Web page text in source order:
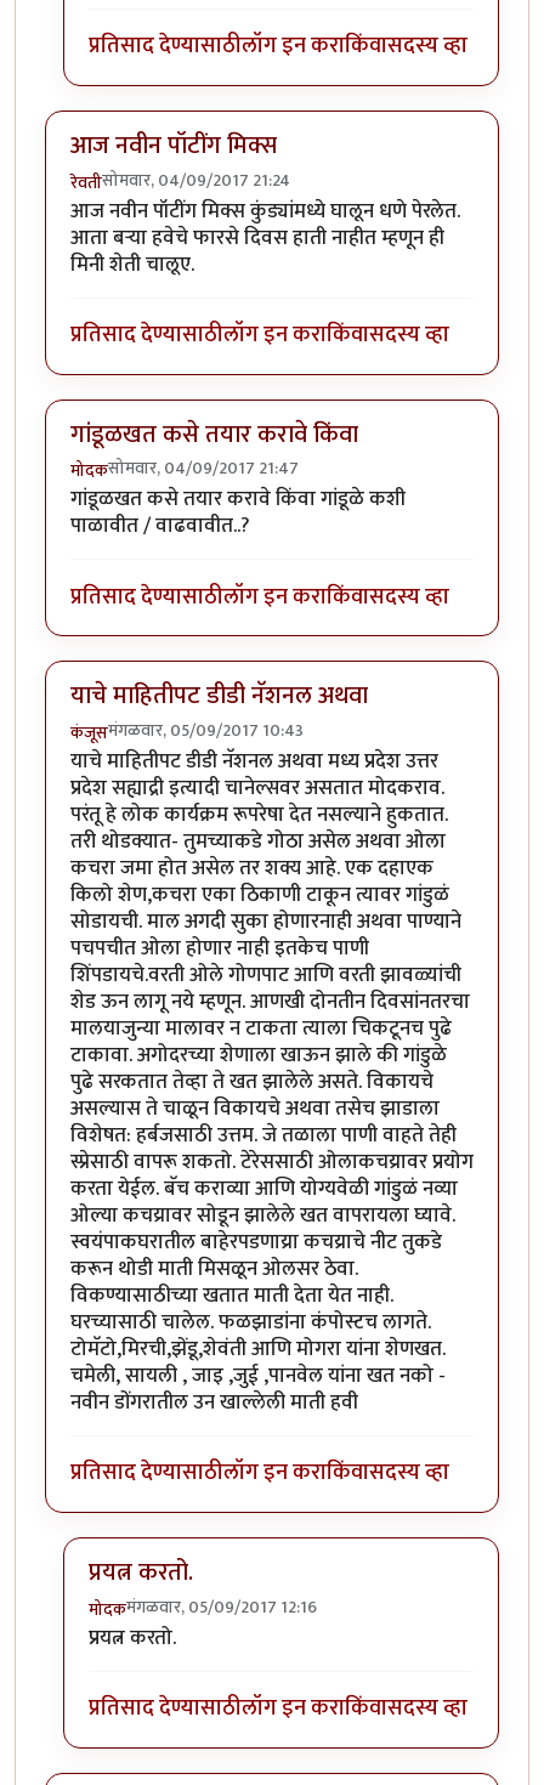
प्रतिसाद देण्यासाठीलॉग इन कराकिंवासदस्य व्हा
आज नवीन पॉटींग मिक्स
रेवतीसोमवार, 04/09/2017 21:24
आज नवीन पॉटींग मिक्स कुंड्यांमध्ये घालून धणे पेरलेत.
आता बर्‍या हवेचे फारसे दिवस हाती नाहीत म्हणून ही
मिनी शेती चालूए.
प्रतिसाद देण्यासाठीलॉग इन कराकिंवासदस्य व्हा
गांडूळखत कसे तयार करावे किंवा
मोदकसोमवार, 04/09/2017 21:47
गांडूळखत कसे तयार करावे किंवा गांडूळे कशी
पाळावीत / वाढवावीत..?
प्रतिसाद देण्यासाठीलॉग इन कराकिंवासदस्य व्हा
याचे माहितीपट डीडी नॅशनल अथवा
कंजूसमंगळवार, 05/09/2017 10:43
याचे माहितीपट डीडी नॅशनल अथवा मध्य प्रदेश उत्तर
प्रदेश सह्याद्री इत्यादी चानेल्सवर असतात मोदकराव.
परंतू हे लोक कार्यक्रम रूपरेषा देत नसल्याने हुकतात.
तरी थोडक्यात- तुमच्याकडे गोठा असेल अथवा ओला
कचरा जमा होत असेल तर शक्य आहे. एक दहाएक
किलो शेण,कचरा एका ठिकाणी टाकून त्यावर गांडुळं
सोडायची. माल अगदी सुका होणारनाही अथवा पाण्याने
पचपचीत ओला होणार नाही इतकेच पाणी
शिंपडायचे.वरती ओले गोणपाट आणि वरती झावळ्यांची
शेड ऊन लागू नये म्हणून. आणखी दोनतीन दिवसांनतरचा
मालयाजुन्या मालावर न टाकता त्याला चिकटूनच पुढे
टाकावा. अगोदरच्या शेणाला खाऊन झाले की गांडुळे
पुढे सरकतात तेव्हा ते खत झालेले असते. विकायचे
असल्यास ते चाळून विकायचे अथवा तसेच झाडाला
विशेषत: हर्बजसाठी उत्तम. जे तळाला पाणी वाहते तेही
स्प्रेसाठी वापरू शकतो. टेरेससाठी ओलाकचय्रावर प्रयोग
करता येईल. बॅच कराव्या आणि योग्यवेळी गांडुळं नव्या
ओल्या कचय्रावर सोडून झालेले खत वापरायला घ्यावे.
स्वयंपाकघरातील बाहेरपडणाय्रा कचय्राचे नीट तुकडे
करून थोडी माती मिसळून ओलसर ठेवा.
विकण्यासाठीच्या खतात माती देता येत नाही.
घरच्यासाठी चालेल. फळझाडांना कंपोस्टच लागते.
टोमॅटो,मिरची,झेंडू,शेवंती आणि मोगरा यांना शेणखत.
चमेली, सायली , जाइ ,जुई ,पानवेल यांना खत नको -
नवीन डोंगरातील उन खाल्लेली माती हवी
प्रतिसाद देण्यासाठीलॉग इन कराकिंवासदस्य व्हा
प्रयत्न करतो.
मोदकमंगळवार, 05/09/2017 12:16
In reply to
प्रयत्न करतो.
प्रतिसाद देण्यासाठीलॉग इन कराकिंवासदस्य व्हा